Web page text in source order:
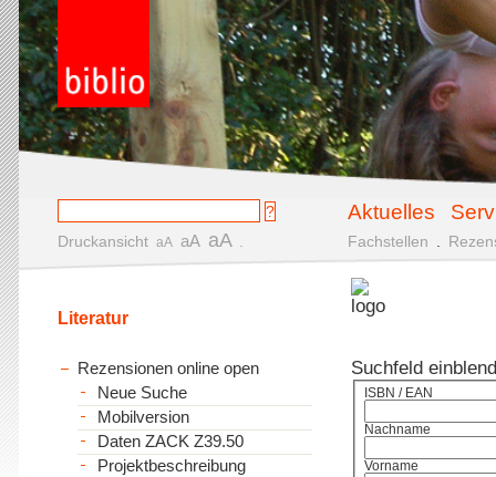
Aktuelles
Druckansicht aA aA aA Fachstellen
Suchfeld
ISBN / EAN
Nachname
Vorname
Literatur
Rezensionen online open
Neue Suche
Mobilversion
Daten ZACK Z39.50
Projektbeschreibung